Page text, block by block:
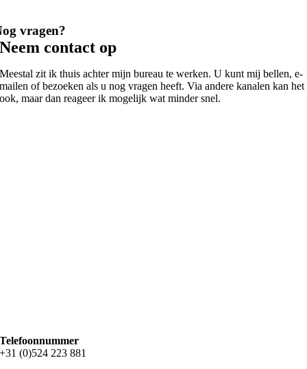
vragen?
Neem contact op
Meestal zit ik thuis achter mijn bureau te werken. U kunt mij bellen, e-
mailen of bezoeken als u nog vragen heeft. Via andere kanalen kan het
ook, maar dan reageer ik mogelijk wat minder snel.
Telefoonnummer
+31 (0)524 223 881